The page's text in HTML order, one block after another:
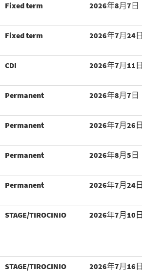
Fixed term 2026年8月7日
Fixed term 2026年7月24日
CDI 2026年7月11日
Permanent 2026年8月7日
Permanent 2026年7月26日
Permanent 2026年8月5日
Permanent 2026年7月24日
STAGE/TIROCINIO 2026年7月10日
STAGE/TIROCINIO 2026年7月16日